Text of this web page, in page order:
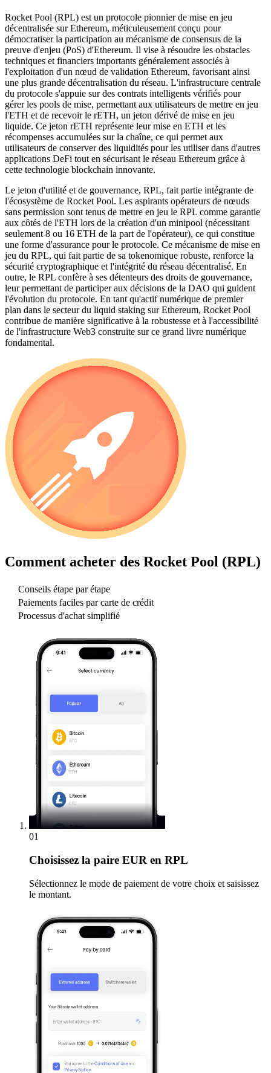
Rocket Pool (RPL) est un protocole pionnier de mise en jeu
décentralisée sur Ethereum, méticuleusement conçu pour
démocratiser la participation au mécanisme de consensus de la
preuve d'enjeu (PoS) d'Ethereum. Il vise à résoudre les obstacles
techniques et financiers importants généralement associés à
l'exploitation d'un nœud de validation Ethereum, favorisant ainsi
une plus grande décentralisation du réseau. L'infrastructure centrale
du protocole s'appuie sur des contrats intelligents vérifiés pour
gérer les pools de mise, permettant aux utilisateurs de mettre en jeu
l'ETH et de recevoir le rETH, un jeton dérivé de mise en jeu
liquide. Ce jeton rETH représente leur mise en ETH et les
récompenses accumulées sur la chaîne, ce qui permet aux
utilisateurs de conserver des liquidités pour les utiliser dans d'autres
applications DeFi tout en sécurisant le réseau Ethereum grâce à
cette technologie blockchain innovante.
Le jeton d'utilité et de gouvernance, RPL, fait partie intégrante de
l'écosystème de Rocket Pool. Les aspirants opérateurs de nœuds
sans permission sont tenus de mettre en jeu le RPL comme garantie
aux côtés de l'ETH lors de la création d'un minipool (nécessitant
seulement 8 ou 16 ETH de la part de l'opérateur), ce qui constitue
une forme d'assurance pour le protocole. Ce mécanisme de mise en
jeu du RPL, qui fait partie de sa tokenomique robuste, renforce la
sécurité cryptographique et l'intégrité du réseau décentralisé. En
outre, le RPL confère à ses détenteurs des droits de gouvernance,
leur permettant de participer aux décisions de la DAO qui guident
l'évolution du protocole. En tant qu'actif numérique de premier
plan dans le secteur du liquid staking sur Ethereum, Rocket Pool
contribue de manière significative à la robustesse et à l'accessibilité
de l'infrastructure Web3 construite sur ce grand livre numérique
fondamental.
Comment acheter des Rocket Pool (RPL)
Conseils étape par étape
Paiements faciles par carte de crédit
Processus d'achat simplifié
01
Choisissez la paire EUR en RPL
Sélectionnez le mode de paiement de votre choix et saisissez
le montant.